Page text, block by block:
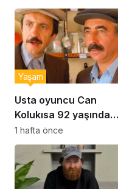
Usta oyuncu Can
Kolukısa 92 yaşında
hayatını kaybetti
Yaşam
1 hafta önce